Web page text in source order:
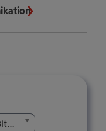
wählen Sie aus --